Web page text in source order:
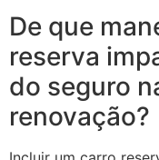
De que
reserva
do seguro
renovação?